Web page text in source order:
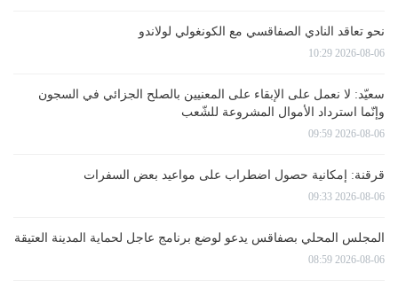
نحو تعاقد النادي الصفاقسي مع الكونغولي لولاندو
2026-08-06 10:29
سعيّد: لا نعمل على الإبقاء على المعنيين بالصلح الجزائي في السجون
وإنّما استرداد الأموال المشروعة للشّعب
2026-08-06 09:59
قرقنة: إمكانية حصول اضطراب على مواعيد بعض السفرات
2026-08-06 09:33
المجلس المحلي بصفاقس يدعو لوضع برنامج عاجل لحماية المدينة العتيقة
2026-08-06 08:59